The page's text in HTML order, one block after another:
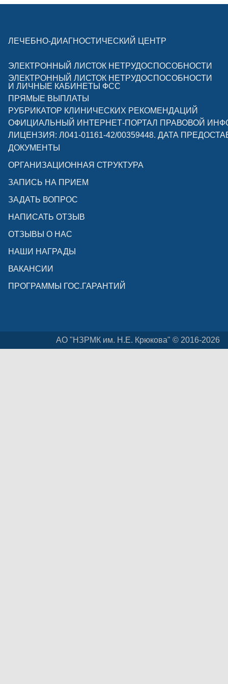
ЛЕЧЕБНО-ДИАГНОСТИЧЕСКИЙ ЦЕНТР
ЭЛЕКТРОННЫЙ ЛИСТОК НЕТРУДОСПОСОБНОСТИ
ЭЛЕКТРОННЫЙ ЛИСТОК НЕТРУДОСПОСОБНОСТИ
И ЛИЧНЫЕ КАБИНЕТЫ ФСС
ПРЯМЫЕ ВЫПЛАТЫ
РУБРИКАТОР КЛИНИЧЕСКИХ РЕКОМЕНДАЦИЙ
ОФИЦИАЛЬНЫЙ ИНТЕРНЕТ-ПОРТАЛ ПРАВОВОЙ
ЛИЦЕНЗИЯ: Л041-01161-42/00359448. ДАТА
ДОКУМЕНТЫ
ОРГАНИЗАЦИОННАЯ СТРУКТУРА
ЗАПИСЬ НА ПРИЕМ
ЗАДАТЬ ВОПРОС
НАПИСАТЬ ОТЗЫВ
ОТЗЫВЫ О НАС
НАШИ НАГРАДЫ
ВАКАНСИИ
ПРОГРАММЫ ГОС.ГАРАНТИЙ
АО "НЗРМК им. Н.Е. Крюкова" © 2016-2026